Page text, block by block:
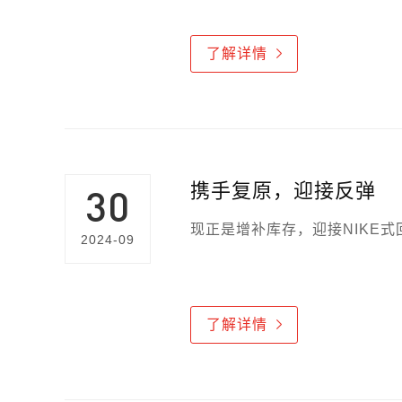
了解详情
30
2024-09
携手复原，迎接反弹
现正是增补库存，迎接NIKE式
了解详情